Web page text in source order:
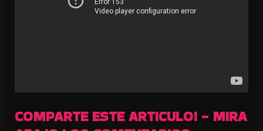
COMPARTE ESTE ARTICULO! - MIRA